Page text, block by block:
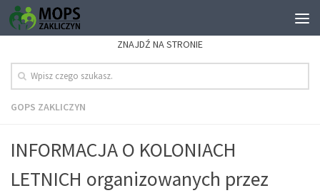
ZNAJDŹ NA STRONIE
GOPS ZAKLICZYN
INFORMACJA O KOLONIACH
LETNICH organizowanych przez